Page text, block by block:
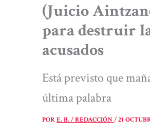
(Juicio
para destruir
acusados
Está previsto que
última palabra
PORE. B. / REDACCIÓN/21